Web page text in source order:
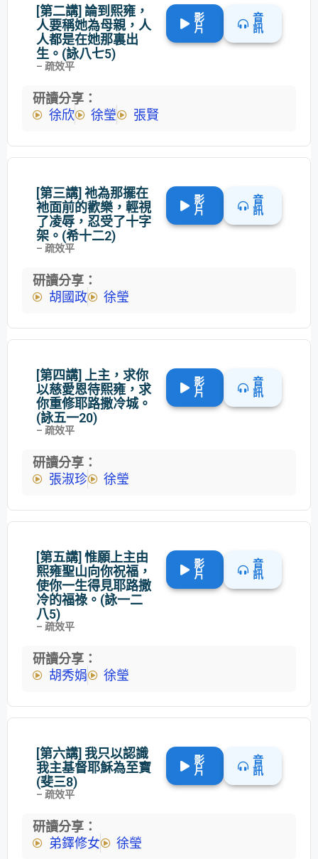
[第二講] 論到熙雍，
人要稱她為母親，人
人都是在她那裏出
生。(詠八七5)
– 疏效平
影
片
音
訊
研讀分享：
徐欣
徐瑩 張賢
[第三講] 祂為那擺在
祂面前的歡樂，輕視
了凌辱，忍受了十字
架。(希十二2)
– 疏效平
影
片
音
訊
研讀分享：
胡國政
徐瑩
[第四講] 上主，求你
以慈愛恩待熙雍，求
你重修耶路撒冷城。
(詠五一20)
– 疏效平
影
片
音
訊
研讀分享：
張淑珍
徐瑩
[第五講] 惟願上主由
熙雍聖山向你祝福，
使你一生得見耶路撒
冷的福祿。(詠一二
八5)
– 疏效平
影
片
音
訊
研讀分享：
胡秀娟
徐瑩
[第六講] 我只以認識
我主基督耶穌為至寶
(斐三8)
– 疏效平
影
片
音
訊
研讀分享：
弟鐸修女
徐瑩